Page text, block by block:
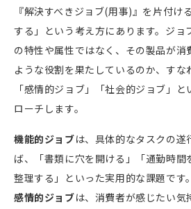
『解決すべきジョブ(用事)』を片付け
する」という考え方にあります。ジョ
の特性や属性ではなく、その製品が消
ような役割を果たしているのか、すな
「感情的ジョブ」「社会的ジョブ」と
ローチします。
機能的ジョブは、具体的なタスクの遂
ば、「書類に穴を開ける」「通勤時間
整理する」といった実用的な課題です。
感情的ジョブは、消費者が感じたい